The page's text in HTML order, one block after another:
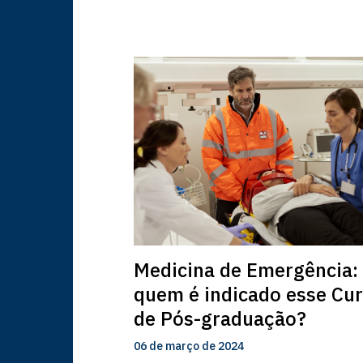
Medicina de Emergência:
quem é indicado esse
de Pós-graduação?
06 de março de 2024